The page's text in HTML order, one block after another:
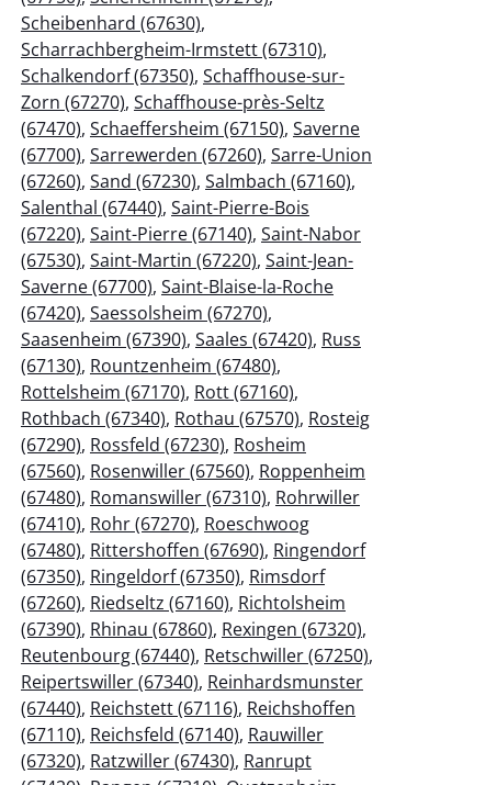
Scheibenhard (67630),
Scharrachbergheim-Irmstett (67310),
Schalkendorf (67350), Schaffhouse-sur-
Zorn (67270), Schaffhouse-près-Seltz
(67470), Schaeffersheim (67150), Saverne
(67700), Sarrewerden (67260), Sarre-Union
(67260), Sand (67230), Salmbach (67160),
Salenthal (67440), Saint-Pierre-Bois
(67220), Saint-Pierre (67140), Saint-Nabor
(67530), Saint-Martin (67220), Saint-Jean-
Saverne (67700), Saint-Blaise-la-Roche
(67420), Saessolsheim (67270),
Saasenheim (67390), Saales (67420), Russ
(67130), Rountzenheim (67480),
Rottelsheim (67170), Rott (67160),
Rothbach (67340), Rothau (67570), Rosteig
(67290), Rossfeld (67230), Rosheim
(67560), Rosenwiller (67560), Roppenheim
(67480), Romanswiller (67310), Rohrwiller
(67410), Rohr (67270), Roeschwoog
(67480), Rittershoffen (67690), Ringendorf
(67350), Ringeldorf (67350), Rimsdorf
(67260), Riedseltz (67160), Richtolsheim
(67390), Rhinau (67860), Rexingen (67320),
Reutenbourg (67440), Retschwiller (67250),
Reipertswiller (67340), Reinhardsmunster
(67440), Reichstett (67116), Reichshoffen
(67110), Reichsfeld (67140), Rauwiller
(67320), Ratzwiller (67430), Ranrupt